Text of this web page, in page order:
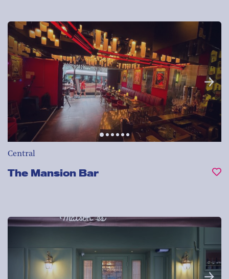
Central
The Mansion Bar